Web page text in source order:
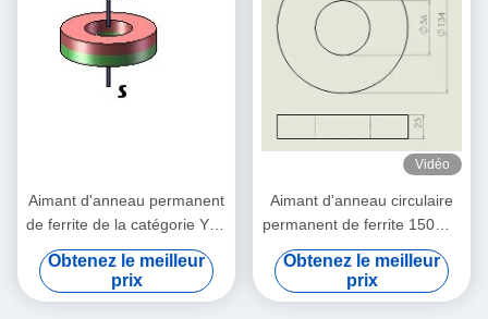
Aimant d'anneau permanent
de ferrite de la catégorie Y35
SrO/Bao et matériel Fe2O3
Obtenez le meilleur
prix
Vidéo
Aimant d'anneau circulaire
permanent de ferrite 150mm
haut magnétique x 100mm x
25mm
Obtenez le meilleur
prix